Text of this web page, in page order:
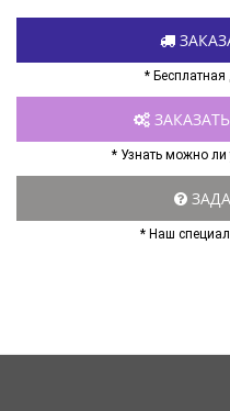
*
* Узнать можно ли
* Наш